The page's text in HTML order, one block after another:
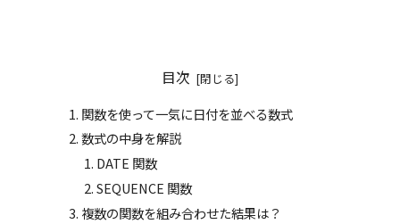
目次
関数を使って一気に日付を並べる数式
数式の中身を解説
DATE 関数
SEQUENCE 関数
複数の関数を組み合わせた結果は？